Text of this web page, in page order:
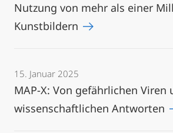
Nutzung von mehr als einer
Kunstbildern
15. Januar 2025
MAP-X: Von gefährlichen Viren
wissenschaftlichen Antworten